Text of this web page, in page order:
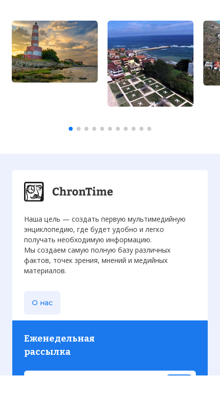
Наша цель — создать первую мультимедийную
энциклопедию, где будет удобно и легко
получать необходимую информацию.
Мы создаем самую полную базу различных
фактов, точек зрения, мнений и медийных
материалов.
О нас
Еженедельная
рассылка